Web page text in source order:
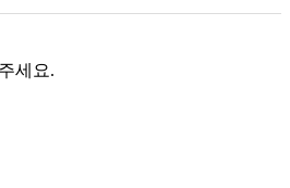
세요.